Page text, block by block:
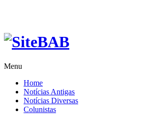
Menu
Home
Notícias Antigas
Notícias Diversas
Colunistas